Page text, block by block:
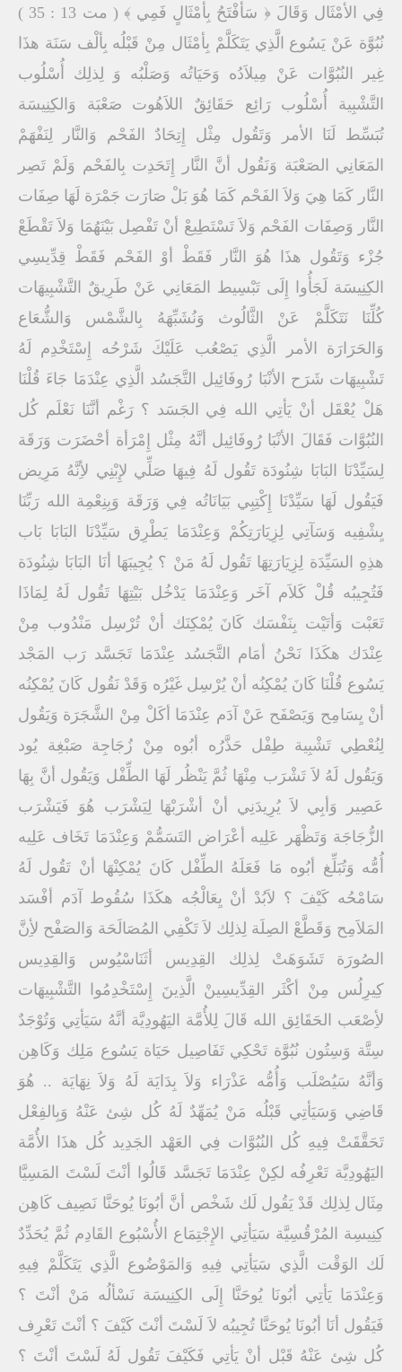
فِي الأمْثَال وَقَالَ ﴿ سَأفْتَحُ بِأمْثَالٍ فَمِي ﴾ ( مت 13 : 35 )
نُبُوَّة عَنْ يَسُوع الَّذِي يَتَكَلَّمْ بِأمْثَال مِنْ قَبْلُه بِألْف سَنَة هذَا
غِير النُبُوَّات عَنْ مِيلاَدُه وَحَيَاتُه وَصَلْبُه وَ لِذلِك أُسْلُوب
التَّشْبِية أُسْلُوب رَائِع حَقَائِقٌ اللاَهُوت صَعْبَة وَالكِنِيسَة
تُبَسِّط لَنَا الأمر وَتَقُول مِثْل إِتِحَادٌ الفَحْم وَالنَّار لِنَفْهَمْ
المَعَانِي الصَعْبَة وَنَقُول أنَّ النَّار إِتَحَدِت بِالفَحْم وَلَمْ تَصِر
النَّار كَمَا هِيَ وَلاَ الفَحْم كَمَا هُوَ بَلْ صَارَت جَمْرَة لَهَا صِفَات
النَّار وَصِفَات الفَحْم وَلاَ تَسْتَطِيعْ أنْ تَفْصِل بَيْنَهُمَا وَلاَ تَقْطَعْ
جُزْء وَتَقُول هذَا هُوَ النَّار فَقَطْ أوْ الفَحْم فَقَطْ قِدِّيسِي
الكِنِيسَة لَجَأُوا إِلَى تَبْسِيط المَعَانِي عَنْ طَرِيقٌ التَّشْبِيهَات
كُلِّنَا نَتَكَلَّمْ عَنْ الثَّالُوث وَنُشَبِّهَهُ بِالشَّمْس وَالشُّعَاع
وَالحَرَارَة الأمر الَّذِي يَصْعُب عَلَيْكَ شَرْحُه إِسْتَخْدِم لَهُ
تَشْبِيهَات شَرَح الأنْبَا رُوفَائِيل التَّجَسُد الَّذِي عِنْدَمَا جَاءَ قُلْنَا
هَلْ يُعْقَل أنْ يَأتِي الله فِي الجَسَد ؟ رَغْم أنَّنَا نَعْلَم كُل
النُبُوَّات فَقَالَ الأنْبَا رُوفَائِيل أنَّهُ مِثْل إِمْرَأة أحْضَرَت وَرَقَة
لِسَيِّدْنَا البَابَا شِنُودَة تَقُول لَهُ فِيهَا صَلِّي لإِبْنِي لأِنَّهُ مَرِيض
فَيَقُول لَهَا سَيِّدْنَا إِكْتِبِي بَيَانَاتُه فِي وَرَقَة وَبِنِعْمِة الله رَبِّنَا
يِشْفِيه وَسَآتِي لِزِيَارَتِكُمْ وَعِنْدَمَا يَطْرِق سَيِّدْنَا البَابَا بَاب
هذِهِ السَيِّدَة لِزِيَارَتِهَا تَقُول لَهُ مَنْ ؟ يُجِيبَهَا أنَا البَابَا شِنُودَة
فَتُجِيبُه قُلْ كَلاَم آخَر وَعِنْدَمَا يَدْخُل بَيْتِهَا تَقُول لَهُ لِمَاذَا
تَعَبْت وَأتَيْت بِنَفْسَك كَانَ يُمْكِنَك أنْ تُرْسِل مَنْدُوب مِنْ
عِنْدَك هكَذَا نَحْنُ أمَام التَّجَسُد عِنْدَمَا تَجَسَّد رَب المَجْد
يَسُوع قُلْنَا كَانَ يُمْكِنُه أنْ يُرْسِل غَيْرُه وَقَدْ نَقُول كَانَ يُمْكِنُه
أنْ يِسَامِح وَيَصْفَح عَنْ آدَم عِنْدَمَا أكَلْ مِنْ الشَّجَرَة وَيَقُول
لِنُعْطِي تَشْبِية طِفْل حَذَّرُه أبُوه مِنْ زُجَاجِة صَبْغِة يُود
وَيَقُول لَهُ لاَ تَشْرَب مِنْهَا ثُمَّ يَنْظُر لَهَا الطِّفْل وَيَقُول أنَّ بِهَا
عَصِير وَأبِي لاَ يُرِيدَنِي أنْ أشْرَبْهَا لِيَشْرَب هُوَ فَيَشْرَب
الزُّجَاجَة وَتَظْهَر عَلِيه أعْرَاض التَسَمُّمْ وَعِنْدَمَا تَخَاف عَلِيه
أُمُّه وَتُبَلِّغ أبُوه مَا فَعَلَهُ الطِّفْل كَانَ يُمْكِنْهَا أنْ تَقُول لَهُ
سَامْحُه كَيْفَ ؟ لاَبُدْ أنْ يِعَالْجُه هكَذَا سُقُوط آدَم أفْسَد
المَلاَمِح وَقَطَّعْ الصِلَة لِذلِك لاَ تَكْفِي المُصَالَحَة وَالصَفْح لأِنَّ
الصُورَة تَشَوَهَتْ لِذلِك القِدِيس أثَنَاسْيُوس وَالقِدِيس
كِيرِلُس مِنْ أكْثَر القِدِّيسِينْ الَّذِينَ إِسْتَخْدِمُوا التَّشْبِيهَات
لأِصْعَب الحَقَائِق الله قَالَ لِلأُمَّة اليَهُودِيَّة أنَّهُ سَيَأتِي وَتُوْجَدٌ
سِتَّة وَسِتُون نُبُوَّة تَحْكِي تَفَاصِيل حَيَاة يَسُوع مَلِك وَكَاهِن
وَأنَّهُ سَيُصْلَب وَأُمُّه عَذْرَاء وَلاَ بِدَايَة لَهُ وَلاَ نِهَايَة .. هُوَ
قَاضِي وَسَيَأتِي قَبْلُه مَنْ يُمَهِّدٌ لَهُ كُل شِئ عَنْهُ وَبِالفِعْل
تَحَقَّقَتْ فِيهِ كُل النُبُوَّات فِي العَهْد الجَدِيد كُل هذَا الأُمَّة
اليَهُودِيَّة تَعْرِفُه لكِنْ عِنْدَمَا تَجَسَّد قَالُوا أنْتَ لَسْتَ المَسِيَّا
مِثَال لِذلِك قَدْ يَقُول لَك شَخْص أنَّ أبُونَا يُوحَنَّا نَصِيف كَاهِن
كِنِيسِة المُرْقُسِيَّة سَيَأتِي الإِجْتِمَاع الأُسْبُوع القَادِم ثُمَّ يُحَدِّدٌ
لَك الوَقْت الَّذِي سَيَأتِي فِيهِ وَالمَوْضُوع الَّذِي يَتَكَلَّمْ فِيهِ
وَعِنْدَمَا يَأتِي أبُونَا يُوحَنَّا إِلَى الكِنِيسَة نَسْألُه مَنْ أنْتَ ؟
فَيَقُول أنَا أبُونَا يُوحَنَّا تُجِيبُه لاَ لَسْتَ أنْتَ كَيْفَ ؟ أنْتَ تَعْرِف
كُل شِئ عَنْهُ قَبْل أنْ يَأتِي فَكَيْفَ تَقُول لَهُ لَسْتَ أنْتَ ؟